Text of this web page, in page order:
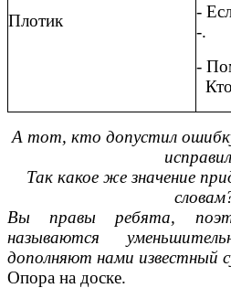
Плотик
-
-.
-
А тот, кто допустил
Так какое же значение
Вы правы ребята,
называются
дополняют нами известный
Опора на доске.